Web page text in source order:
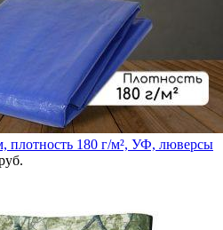
плотность 180 г/м², УФ, люверсы